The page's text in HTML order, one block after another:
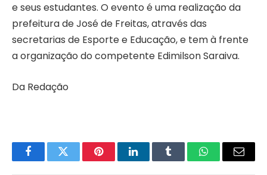
e seus estudantes. O evento é uma realização da
prefeitura de José de Freitas, através das
secretarias de Esporte e Educação, e tem à frente
a organização do competente Edimilson Saraiva.
Da Redação
FacebookTwitter PinterestLinkedInTumblr WhatsAppEmail